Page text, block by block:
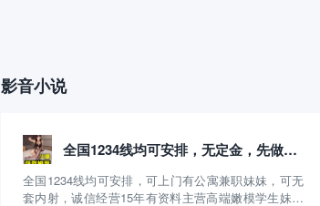
影音小说
全国1234线均可安排，无定金，先做后付自带公寓火鱼号:WE8866
全国1234线均可安排，可上门有公寓兼职妹妹，可无
套内射，诚信经营15年有资料主营高端嫩模学生妹等